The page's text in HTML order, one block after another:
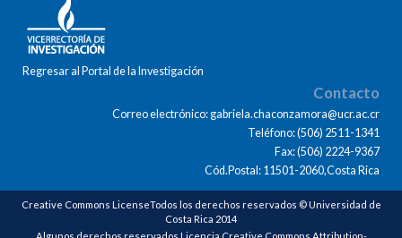
Regresar al Portal de la Investigación
Contacto
Correo electrónico: gabriela.chaconzamora@ucr.ac.cr
Teléfono: (506) 2511-1341
Fax: (506) 2224-9367
Cód.Postal: 11501-2060,Costa Rica
Creative Commons LicenseTodos los derechos reservados © Universidad de
Costa Rica 2014